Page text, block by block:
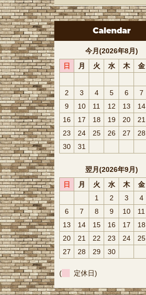
Calendar
今月(2026年8月)
日
月 火 水 木 金
2
3 4 5 6 7
9
10 11 12 13 14
16
17 18 19 20 21
23
24 25 26 27 28
30
31
翌月(2026年9月)
日
月 火 水 木 金
1
2 3 4
6
7 8 9 10 11
13
14 15 16 17 18
20
21 22 23 24 25
27
28 29 30
( 定休日)